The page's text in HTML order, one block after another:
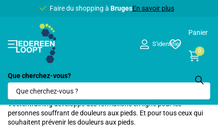
Faire du shopping à BrugesEn savoir plus
Bruges
Que cherchez-vous?
S'identifier
Panier
0
Voetentraining.nl (en ligne)
Voetentraining développe des formations en ligne pour les
personnes souffrant de douleurs aux pieds. Et pour tous ceux qui
souhaitent prévenir les douleurs aux pieds.